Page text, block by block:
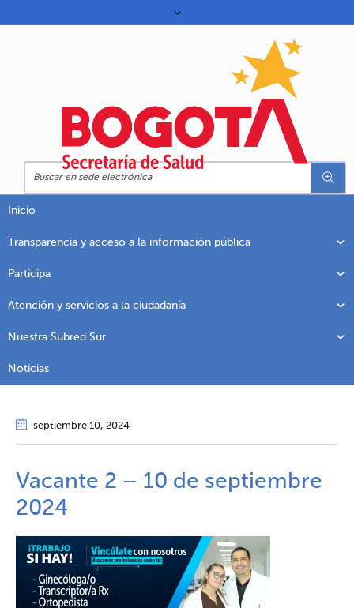
Inicio
Transparencia y acceso a la información pública
Participa
Atención y servicios a la ciudadanía
Nuestra Subred Sur
Noticias
septiembre 10, 2024
Vacante 2 – 10 de septiembre
2024